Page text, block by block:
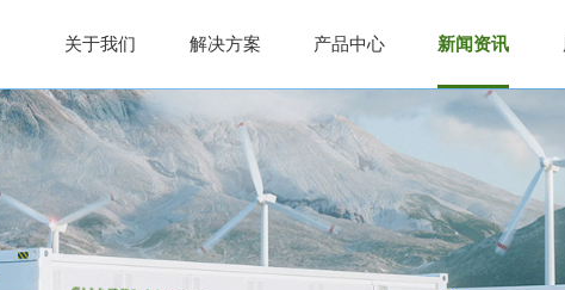
关于我们 解决方案 产品中心 新闻资讯